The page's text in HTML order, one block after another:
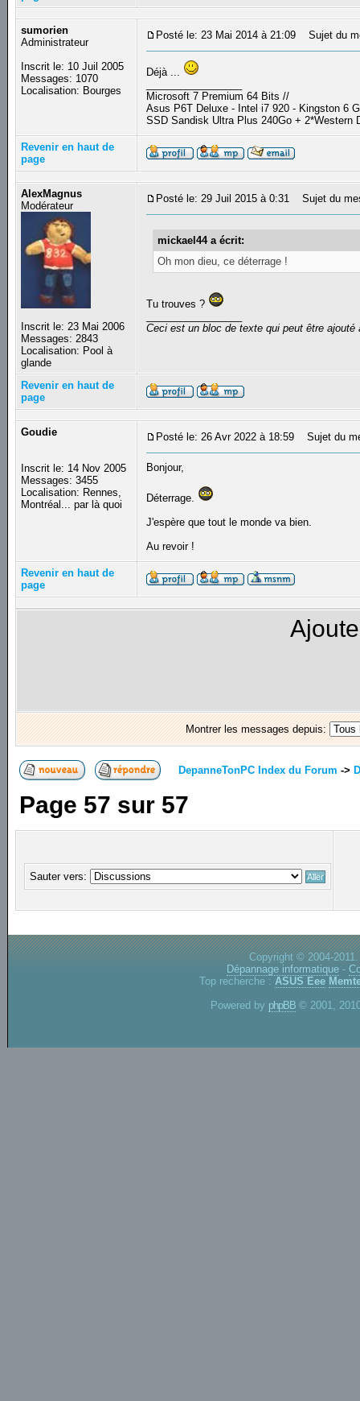
sumorien
Administrateur
Inscrit le: 10 Juil 2005
Messages: 1070
Localisation: Bourges
Posté le: 23 Mai 2014 à 21:09 Sujet du
Déjà ...
Microsoft 7 Premium 64 Bits //
Asus P6T Deluxe - Intel i7 920 - Kingston 6
SSD Sandisk Ultra Plus 240Go + 2*Western
Revenir en haut de
page
AlexMagnus
Modérateur
Inscrit le: 23 Mai 2006
Messages: 2843
Localisation: Pool à
glande
Posté le: 29 Juil 2015 à 0:31 Sujet du
mickael44 a écrit:
Oh mon dieu, ce déterrage !
Tu trouves ?
Ceci est un bloc de texte qui peut être
Revenir en haut de
page
Goudie
Inscrit le: 14 Nov 2005
Messages: 3455
Localisation: Rennes,
Montréal... par là quoi
Posté le: 26 Avr 2022 à 18:59 Sujet du
Bonjour,
Déterrage.
J'espère que tout le monde va bien.
Au revoir !
Revenir en haut de
page
Montrer les messages depuis:
DepanneTonPC Index du Forum ->
Page 57 sur 57
Sauter vers:
Copyright © 2004-
Dépannage informatique -
Top recherche : ASUS Eee
Powered by phpBB © 2001,